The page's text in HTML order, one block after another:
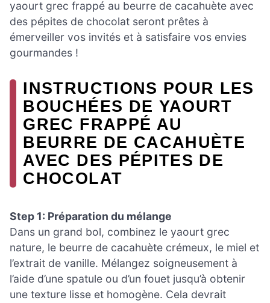
yaourt grec frappé au beurre de cacahuète avec
des pépites de chocolat seront prêtes à
émerveiller vos invités et à satisfaire vos envies
gourmandes !
INSTRUCTIONS POUR LES
BOUCHÉES DE YAOURT
GREC FRAPPÉ AU
BEURRE DE CACAHUÈTE
AVEC DES PÉPITES DE
CHOCOLAT
Step 1: Préparation du mélange
Dans un grand bol, combinez le yaourt grec
nature, le beurre de cacahuète crémeux, le miel et
l’extrait de vanille. Mélangez soigneusement à
l’aide d’une spatule ou d’un fouet jusqu’à obtenir
une texture lisse et homogène. Cela devrait